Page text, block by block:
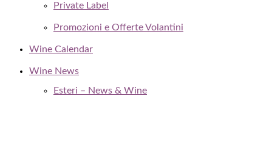
Private Label
Promozioni e Offerte Volantini
Wine Calendar
Wine News
Esteri – News & Wine